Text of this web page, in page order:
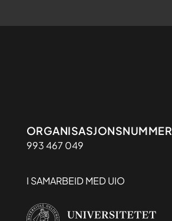
Organisasjon
ORGANISASJONSNUMMER
993 467 049
I SAMARBEID MED UIO